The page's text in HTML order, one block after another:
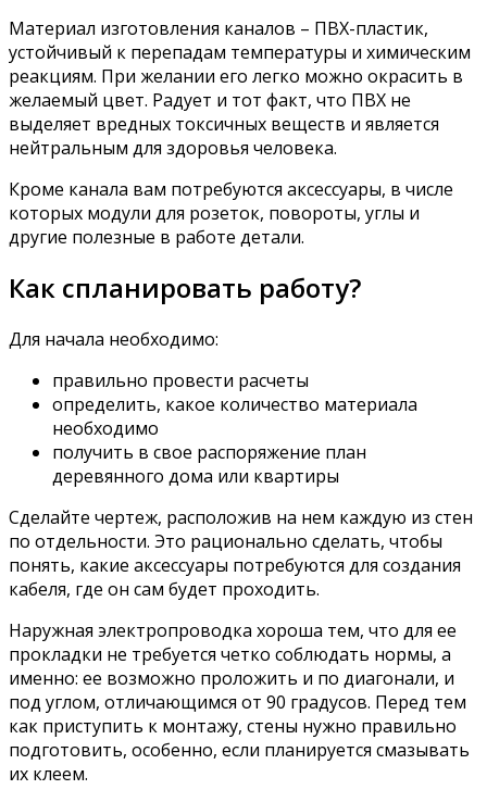
Материал изготовления каналов – ПВХ-пластик,
устойчивый к перепадам температуры и химическим
реакциям. При желании его легко можно окрасить в
желаемый цвет. Радует и тот факт, что ПВХ не
выделяет вредных токсичных веществ и является
нейтральным для здоровья человека.
Кроме канала вам потребуются аксессуары, в числе
которых модули для розеток, повороты, углы и
другие полезные в работе детали.
Как спланировать работу?
Для начала необходимо:
правильно провести расчеты
определить, какое количество материала
необходимо
получить в свое распоряжение план
деревянного дома или квартиры
Сделайте чертеж, расположив на нем каждую из стен
по отдельности. Это рационально сделать, чтобы
понять, какие аксессуары потребуются для создания
кабеля, где он сам будет проходить.
Наружная электропроводка хороша тем, что для ее
прокладки не требуется четко соблюдать нормы, а
именно: ее возможно проложить и по диагонали, и
под углом, отличающимся от 90 градусов. Перед тем
как приступить к монтажу, стены нужно правильно
подготовить, особенно, если планируется смазывать
их клеем.